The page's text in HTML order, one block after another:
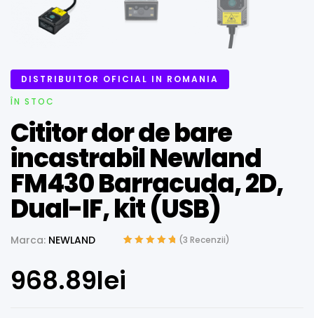
DISTRIBUITOR OFICIAL IN ROMANIA
ÎN STOC
Cititor dor de bare
incastrabil Newland
FM430 Barracuda, 2D,
Dual-IF, kit (USB)
Marca: NEWLAND (3 Recenzii)
968.89lei